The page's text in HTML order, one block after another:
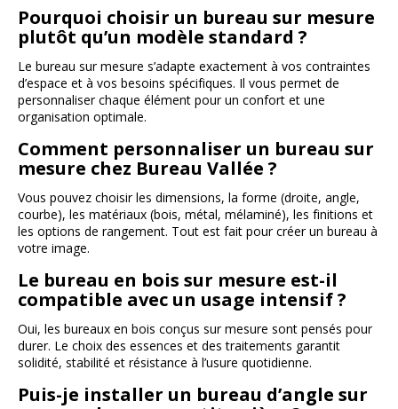
Pourquoi choisir un bureau sur mesure
plutôt qu’un modèle standard ?
Le bureau sur mesure s’adapte exactement à vos contraintes
d’espace et à vos besoins spécifiques. Il vous permet de
personnaliser chaque élément pour un confort et une
organisation optimale.
Comment personnaliser un bureau sur
mesure chez Bureau Vallée ?
Vous pouvez choisir les dimensions, la forme (droite, angle,
courbe), les matériaux (bois, métal, mélaminé), les finitions et
les options de rangement. Tout est fait pour créer un bureau à
votre image.
Le bureau en bois sur mesure est-il
compatible avec un usage intensif ?
Oui, les bureaux en bois conçus sur mesure sont pensés pour
durer. Le choix des essences et des traitements garantit
solidité, stabilité et résistance à l’usure quotidienne.
Puis-je installer un bureau d’angle sur